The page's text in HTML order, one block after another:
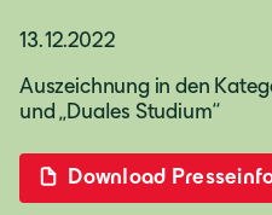
13.12.2022
Auszeichnung in den
und „Duales Studium“
Download